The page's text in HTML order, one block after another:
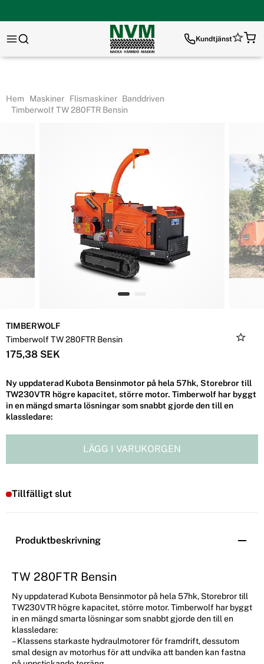
Kundtjänst
Hem Maskiner Flismaskiner Banddriven
Timberwolf TW 280FTR Bensin
TIMBERWOLF
Timberwolf TW 280FTR Bensin
175,38 SEK
Ny uppdaterad Kubota Bensinmotor på hela 57hk, Storebror till
TW230VTR högre kapacitet, större motor. Timberwolf har byggt
in en mängd smarta lösningar som snabbt gjorde den till en
klassledare:
LÄGG I VARUKORGEN
Tillfälligt slut
Produktbeskrivning
TW 280FTR Bensin
Ny uppdaterad Kubota Bensinmotor på hela 57hk, Storebror till
TW230VTR högre kapacitet, större motor. Timberwolf har byggt
in en mängd smarta lösningar som snabbt gjorde den till en
klassledare:
– Klassens starkaste hydraulmotorer för framdrift, dessutom
smal design av motorhus för att undvika att banden kan fastna